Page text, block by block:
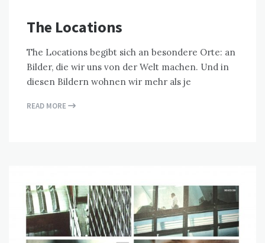
The Locations
The Locations begibt sich an besondere Orte: an
Bilder, die wir uns von der Welt machen. Und in
diesen Bildern wohnen wir mehr als je
READ MORE